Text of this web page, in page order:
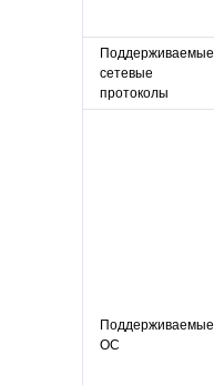
Поддерживаемые
сетевые
протоколы
Поддерживаемые
ОС